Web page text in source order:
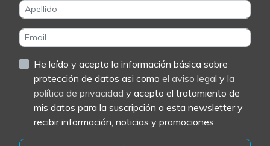
He leído y acepto la información básica sobre
protección de datos asi como el aviso legal y la
política de privacidad y acepto el tratamiento de
mis datos para la suscripción a esta newsletter y
recibir información, noticias y promociones.